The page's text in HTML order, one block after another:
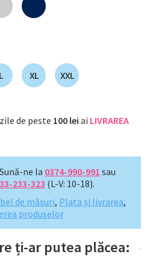
L XL XXL
de peste 100 lei ai LIVRAREA
Sună-ne la 0374-990-991 sau
233-323 (L-V: 10-18).
de măsuri, Plata și livrarea,
produselor
ți-ar putea plăcea: